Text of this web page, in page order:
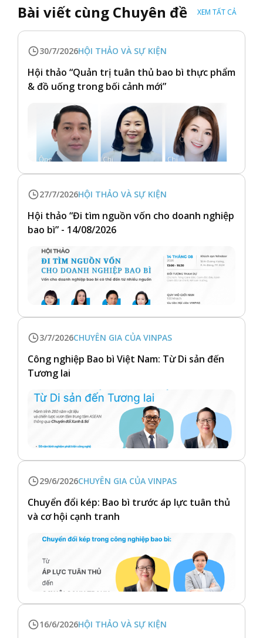
Bài viết cùng Chuyên đề XEM TẤT CẢ
30/7/2026HỘI THẢO VÀ SỰ KIỆN
Hội thảo “Quản trị tuân thủ bao bì thực phẩm
& đồ uống trong bối cảnh mới”
27/7/2026HỘI THẢO VÀ SỰ KIỆN
Hội thảo “Đi tìm nguồn vốn cho doanh nghiệp
bao bì” - 14/08/2026
3/7/2026CHUYÊN GIA CỦA VINPAS
Công nghiệp Bao bì Việt Nam: Từ Di sản đến
Tương lai
29/6/2026CHUYÊN GIA CỦA VINPAS
Chuyển đổi kép: Bao bì trước áp lực tuân thủ
và cơ hội cạnh tranh
16/6/2026HỘI THẢO VÀ SỰ KIỆN